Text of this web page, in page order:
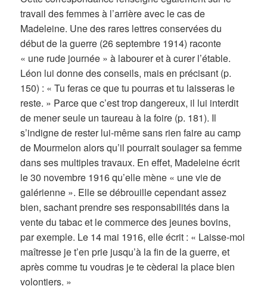
travail des femmes à l’arrière avec le cas de
Madeleine. Une des rares lettres conservées du
début de la guerre (26 septembre 1914) raconte
« une rude journée » à labourer et à curer l’étable.
Léon lui donne des conseils, mais en précisant (p.
150) : « Tu feras ce que tu pourras et tu laisseras le
reste. » Parce que c’est trop dangereux, il lui interdit
de mener seule un taureau à la foire (p. 181). Il
s’indigne de rester lui-même sans rien faire au camp
de Mourmelon alors qu’il pourrait soulager sa femme
dans ses multiples travaux. En effet, Madeleine écrit
le 30 novembre 1916 qu’elle mène « une vie de
galérienne ». Elle se débrouille cependant assez
bien, sachant prendre ses responsabilités dans la
vente du tabac et le commerce des jeunes bovins,
par exemple. Le 14 mai 1916, elle écrit : « Laisse-moi
maîtresse je t’en prie jusqu’à la fin de la guerre, et
après comme tu voudras je te cèderai la place bien
volontiers. »